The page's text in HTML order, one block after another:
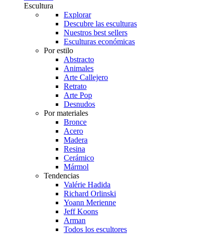
Escultura
Explorar
Descubre las esculturas
Nuestros best sellers
Esculturas económicas
Por estilo
Abstracto
Animales
Arte Callejero
Retrato
Arte Pop
Desnudos
Por materiales
Bronce
Acero
Madera
Resina
Cerámico
Mármol
Tendencias
Valérie Hadida
Richard Orlinski
Yoann Merienne
Jeff Koons
Arman
Todos los escultores